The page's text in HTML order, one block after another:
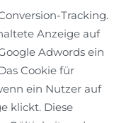
Tracking.
Anzeige auf
Adwords ein
Cookie für
ein Nutzer auf
klickt. Diese